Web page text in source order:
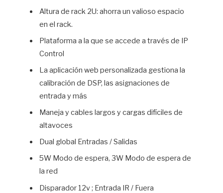
Altura de rack 2U: ahorra un valioso espacio
en el rack.
Plataforma a la que se accede a través de IP
Control
La aplicación web personalizada gestiona la
calibración de DSP, las asignaciones de
entrada y más
Maneja y cables largos y cargas difíciles de
altavoces
Dual global Entradas / Salidas
5W Modo de espera, 3W Modo de espera de
la red
Disparador 12v ; Entrada IR / Fuera